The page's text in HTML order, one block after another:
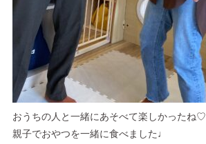
おうちの人と一緒にあそべて楽しかったね♡
親子でおやつを一緒に食べました♩